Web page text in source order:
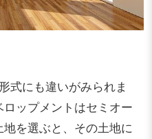
式にも違いがみられま
ップメントはセミオー
を選ぶと、その土地に